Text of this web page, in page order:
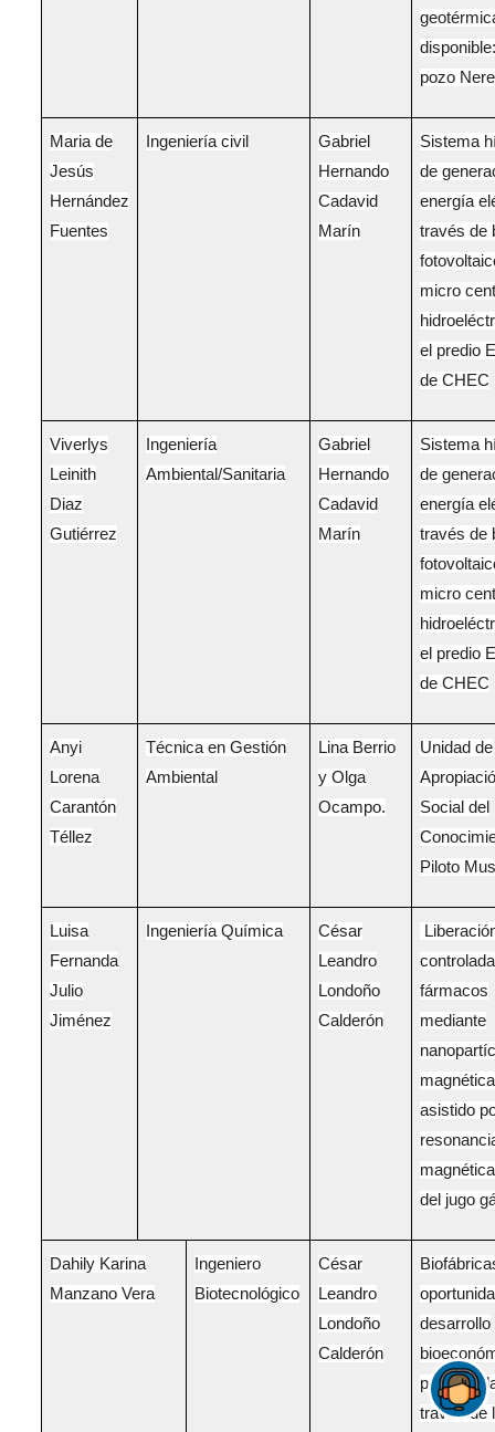
pozo
Maria de
Jesús
Hernández
Fuentes
Ingeniería civil
Gabriel
Hernando
Cadavid
Marín
Sistema
de
energía
través de
micro
el predio
de CHEC
Viverlys
Leinith
Diaz
Gutiérrez
Ingeniería
Ambiental/Sanitaria
Gabriel
Hernando
Cadavid
Marín
Sistema
de
energía
través de
micro
el predio
de CHEC
Anyi
Lorena
Carantón
Téllez
Técnica en Gestión
Ambiental
Lina Berrio
y Olga
Ocampo.
Unidad de
Social del
Piloto
Luisa
Fernanda
Julio
Jiménez
Ingeniería Química
César
Leandro
Londoño
Calderón
fármacos
mediante
asistido
del jugo
Dahily Karina
Manzano Vera
Ingeniero
Biotecnológico
César
Leandro
Londoño
Calderón
desarrollo
para
través de